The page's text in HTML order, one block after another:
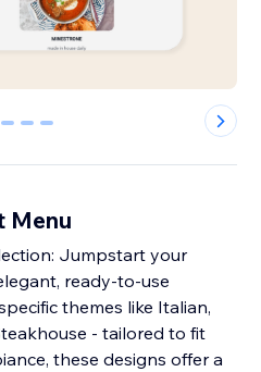
1 2 3
Menu
Jumpstart your
ready-to-use
themes like Italian,
- tailored to fit
these designs offer a